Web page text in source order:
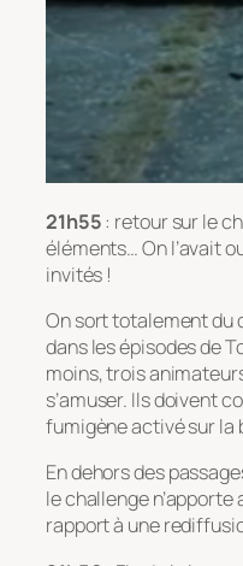
21h55: retour sur le
éléments… On l’avait
invités !
On sort totalement du
dans les épisodes de
moins, trois
s’amuser. Ils doivent
fumigène activé sur la
En dehors des
le challenge
rapport à une